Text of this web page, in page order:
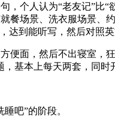
个人认为“老友记”比“
餐场景、洗衣服场景、
达到能听写，然后对照
面，然后不出寝室，
，基本上每天两套，同时
吧”的阶段。